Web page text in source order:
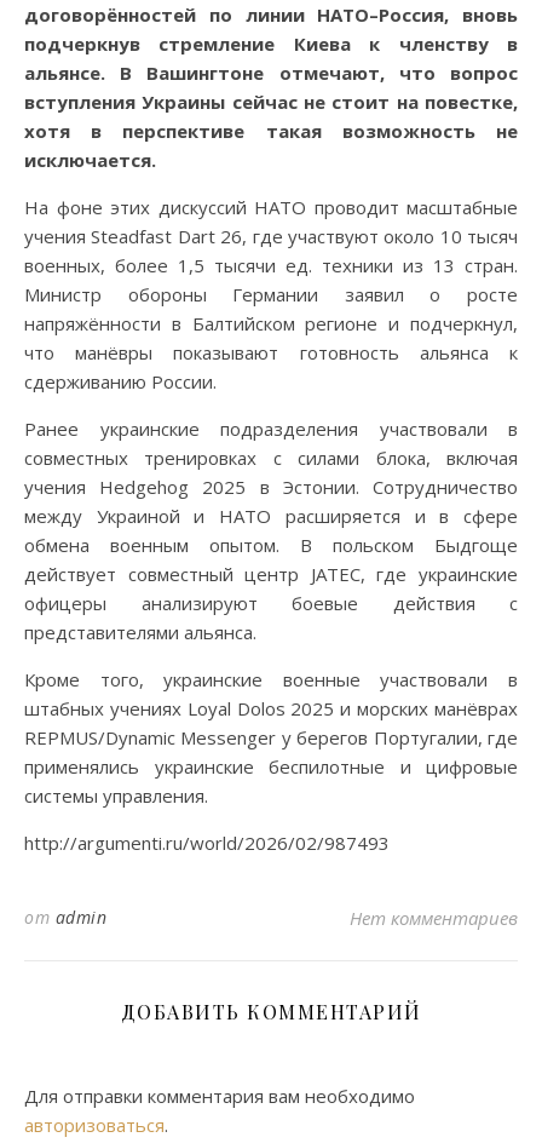
договорённостей по линии НАТО–Россия, вновь
подчеркнув стремление Киева к членству в
альянсе. В Вашингтоне отмечают, что вопрос
вступления Украины сейчас не стоит на повестке,
хотя в перспективе такая возможность не
исключается.
На фоне этих дискуссий НАТО проводит масштабные
учения Steadfast Dart 26, где участвуют около 10 тысяч
военных, более 1,5 тысячи ед. техники из 13 стран.
Министр обороны Германии заявил о росте
напряжённости в Балтийском регионе и подчеркнул,
что манёвры показывают готовность альянса к
сдерживанию России.
Ранее украинские подразделения участвовали в
совместных тренировках с силами блока, включая
учения Hedgehog 2025 в Эстонии. Сотрудничество
между Украиной и НАТО расширяется и в сфере
обмена военным опытом. В польском Быдгоще
действует совместный центр JATEC, где украинские
офицеры анализируют боевые действия с
представителями альянса.
Кроме того, украинские военные участвовали в
штабных учениях Loyal Dolos 2025 и морских манёврах
REPMUS/Dynamic Messenger у берегов Португалии, где
применялись украинские беспилотные и цифровые
системы управления.
http://argumenti.ru/world/2026/02/987493
от admin Нет комментариев
ДОБАВИТЬ КОММЕНТАРИЙ
Для отправки комментария вам необходимо
авторизоваться.